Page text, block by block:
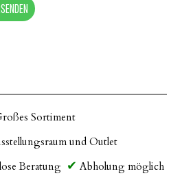
Sortiment
und Outlet
Beratung
Abholung möglich